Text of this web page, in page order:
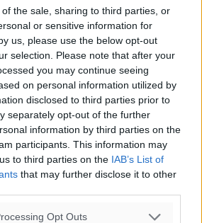
the sale, sharing to third parties, or
or sensitive information for
us, please use the below opt-out
selection. Please note that after your
you may continue seeing
on personal information utilized by
disclosed to third parties prior to
separately opt-out of the further
information by third parties on the
participants. This information may
to third parties on the IAB’s List of
that may further disclose it to other
Opt Outs